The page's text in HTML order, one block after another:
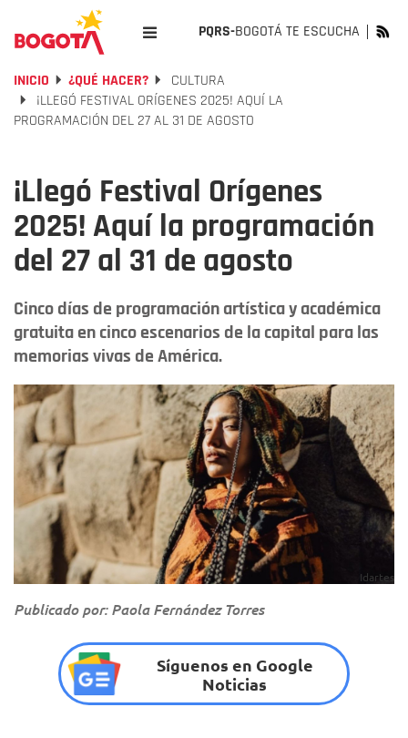
PQRS-BOGOTÁ TE ESCUCHA
INICIO ¿QUÉ HACER?
CULTURA
¡LLEGÓ FESTIVAL ORÍGENES 2025! AQUÍ LA
PROGRAMACIÓN DEL 27 AL 31 DE AGOSTO
¡Llegó Festival Orígenes
2025! Aquí la programación
del 27 al 31 de agosto
Cinco días de programación artística y académica
gratuita en cinco escenarios de la capital para las
memorias vivas de América.
Idartes
Publicado por: Paola Fernández Torres
Síguenos en Google
Noticias